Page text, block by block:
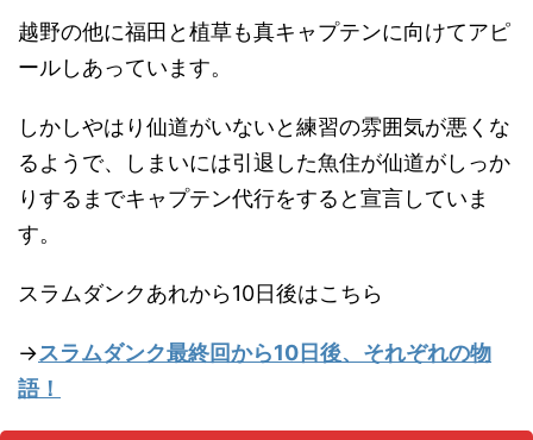
越野の他に福田と植草も真キャプテンに向けてアピ
ールしあっています。
しかしやはり仙道がいないと練習の雰囲気が悪くな
るようで、しまいには引退した魚住が仙道がしっか
りするまでキャプテン代行をすると宣言していま
す。
スラムダンクあれから10日後はこちら
→スラムダンク最終回から10日後、それぞれの物
語！